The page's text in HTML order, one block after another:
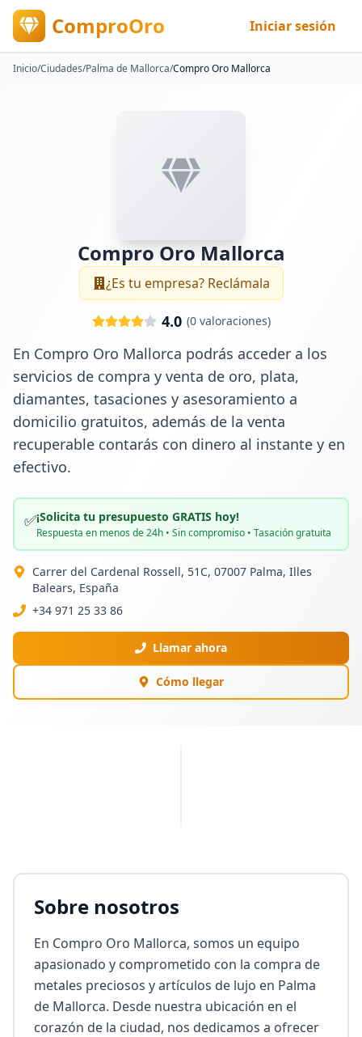
ComproOro Iniciar sesión
Inicio/Ciudades/Palma de Mallorca/Compro Oro Mallorca
Compro Oro Mallorca
¿Es tu empresa? Reclámala
4.0 (0valoraciones)
En Compro Oro Mallorca podrás acceder a los
servicios de compra y venta de oro, plata,
diamantes, tasaciones y asesoramiento a
domicilio gratuitos, además de la venta
recuperable contarás con dinero al instante y en
efectivo.
✅¡Solicita tu presupuesto GRATIS hoy!
Respuesta en menos de 24h • Sin compromiso • Tasación gratuita
Carrer del Cardenal Rossell, 51C, 07007 Palma, Illes
Balears, España
+34 971 25 33 86
Llamar ahora
Cómo llegar
Sobre nosotros
En Compro Oro Mallorca, somos un equipo
apasionado y comprometido con la compra de
metales preciosos y artículos de lujo en Palma
de Mallorca. Desde nuestra ubicación en el
corazón de la ciudad, nos dedicamos a ofrecer